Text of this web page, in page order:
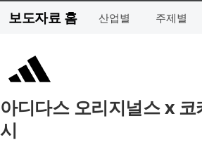
보도자료 홈 산업별 주제별
아디다스 오리지널스 x
시